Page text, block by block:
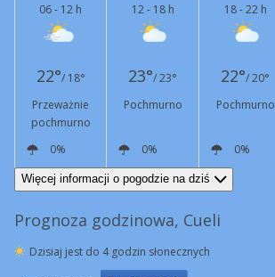
06 - 12 h
12 - 18 h
18 - 22 h
22°/ 18° 23°/ 23° 22°/ 20°
Przeważnie
pochmurno
Pochmurno Pochmurno
0%
0% 0%
SW
5 km/h N
9 km/h
Więcej informacji o pogodzie na dziś
Prognoza godzinowa, Cueli
Dzisiaj jest do 4 godzin słonecznych